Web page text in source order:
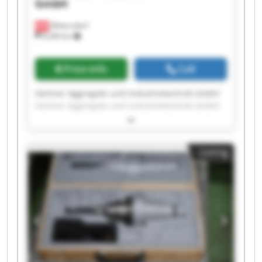
Mitterndorf
8,290 km
GmbH
Price info Call
Hartner Aggregate und Industrietechnik GmbH
Hartner Aggregate und Industrietechnik GmbH
Hartner Aggregate und Industrietechnik GmbH
Hartner Aggregate und Industrietechnik GmbH
Hartner Aggregate und Industrietechnik GmbH
Hartner Aggregate und Industrietechnik GmbH
Hartner Aggregate und Industrietechnik GmbH
Hartner Aggregate und Industrietechnik GmbH
Hartner Aggregate und Industrietechnik GmbH
Hartner Aggregate und Industrietechnik GmbH
Hartner Aggregate und Industrietechnik GmbH
Hartner Aggregate und Industrietechnik GmbH
Listing